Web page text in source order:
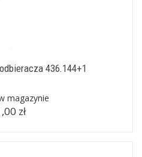
436.144+1
magazynie
zł